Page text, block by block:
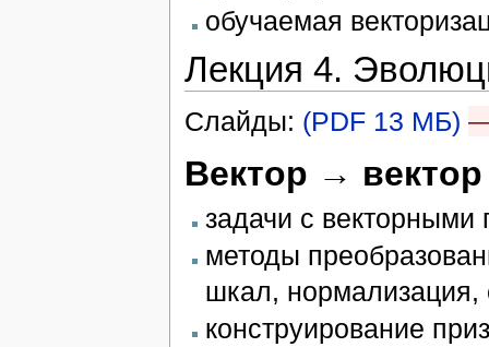
обучаемая
Лекция 4.
Слайды: (PDF 13 МБ)
Вектор →
задачи с векторными
методы
шкал, нормализация,
конструирование